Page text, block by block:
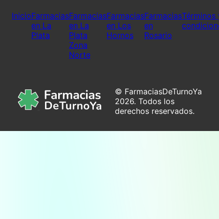
InicioFarmacias
en La
Plata
Farmacias
en La
Plata
Zona
Norte
Farmacias
en Los
Hornos
Farmacias
en
Rosario
Términos
© FarmaciasDeTurnoYa
2026. Todos los
derechos reservados.